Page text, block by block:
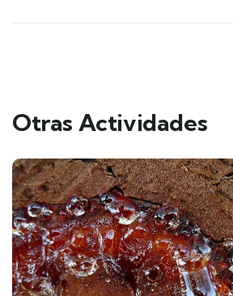
Otras Actividades